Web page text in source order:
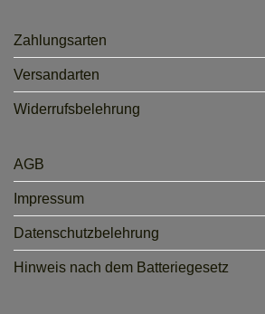
Zahlungsarten
Versandarten
Widerrufsbelehrung
AGB
Impressum
Datenschutzbelehrung
Hinweis nach dem Batteriegesetz